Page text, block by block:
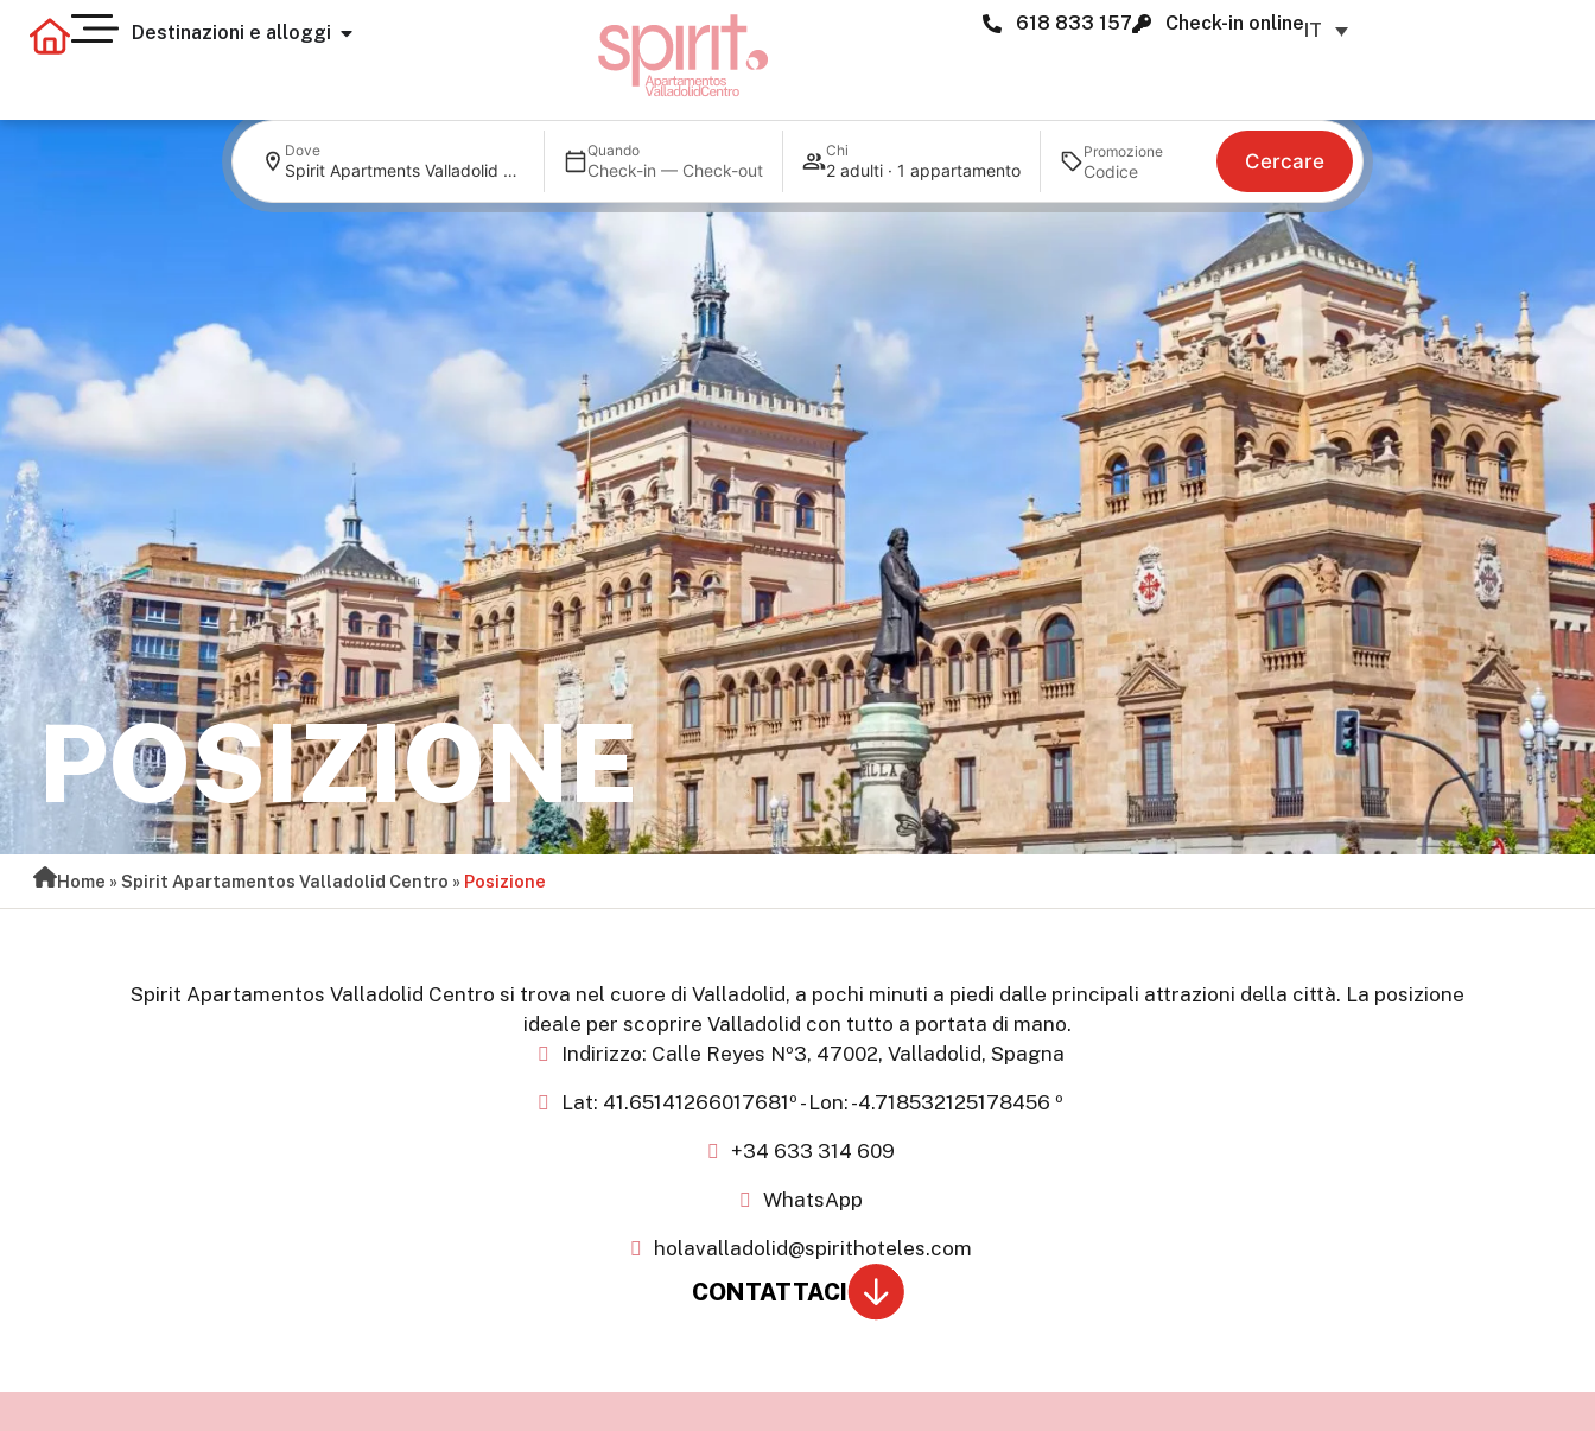
Destinazioni e alloggi 618 833 157 Check-in onlineIT
Dove
Spirit Apartments Valladolid Centro
Quando
Check-in — Check-out
Chi
2 adulti · 1 appartamento
Promozione Cercare
POSIZIONE
Home »Spirit Apartamentos Valladolid Centro » Posizione
Spirit Apartamentos Valladolid Centro si trova nel cuore di Valladolid, a pochi minuti a piedi dalle principali attrazioni della città. La posizione
ideale per scoprire Valladolid con tutto a portata di mano.
Indirizzo: Calle Reyes Nº3, 47002, Valladolid, Spagna
Lat: 41.65141266017681º - Lon: -4.718532125178456 º
+34 633 314 609
WhatsApp
holavalladolid@spirithoteles.com
CONTATTACI